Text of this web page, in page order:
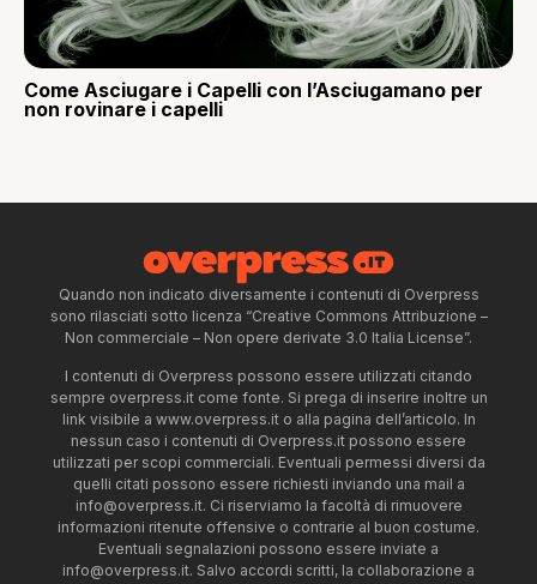
Come Asciugare i Capelli con l’Asciugamano per
non rovinare i capelli
Quando non indicato diversamente i contenuti di Overpress
sono rilasciati sotto licenza “Creative Commons Attribuzione –
Non commerciale – Non opere derivate 3.0 Italia License”.
I contenuti di Overpress possono essere utilizzati citando
sempre overpress.it come fonte. Si prega di inserire inoltre un
link visibile a www.overpress.it o alla pagina dell’articolo. In
nessun caso i contenuti di Overpress.it possono essere
utilizzati per scopi commerciali. Eventuali permessi diversi da
quelli citati possono essere richiesti inviando una mail a
info@overpress.it. Ci riserviamo la facoltà di rimuovere
informazioni ritenute offensive o contrarie al buon costume.
Eventuali segnalazioni possono essere inviate a
info@overpress.it. Salvo accordi scritti, la collaborazione a